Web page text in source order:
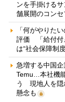
ンを手掛ける
舗展開のコン
「何がやりた
評価 「給付付
は“社会保障制
急増する中国企
Temu…本社機
う 現地人を隠
懸念も